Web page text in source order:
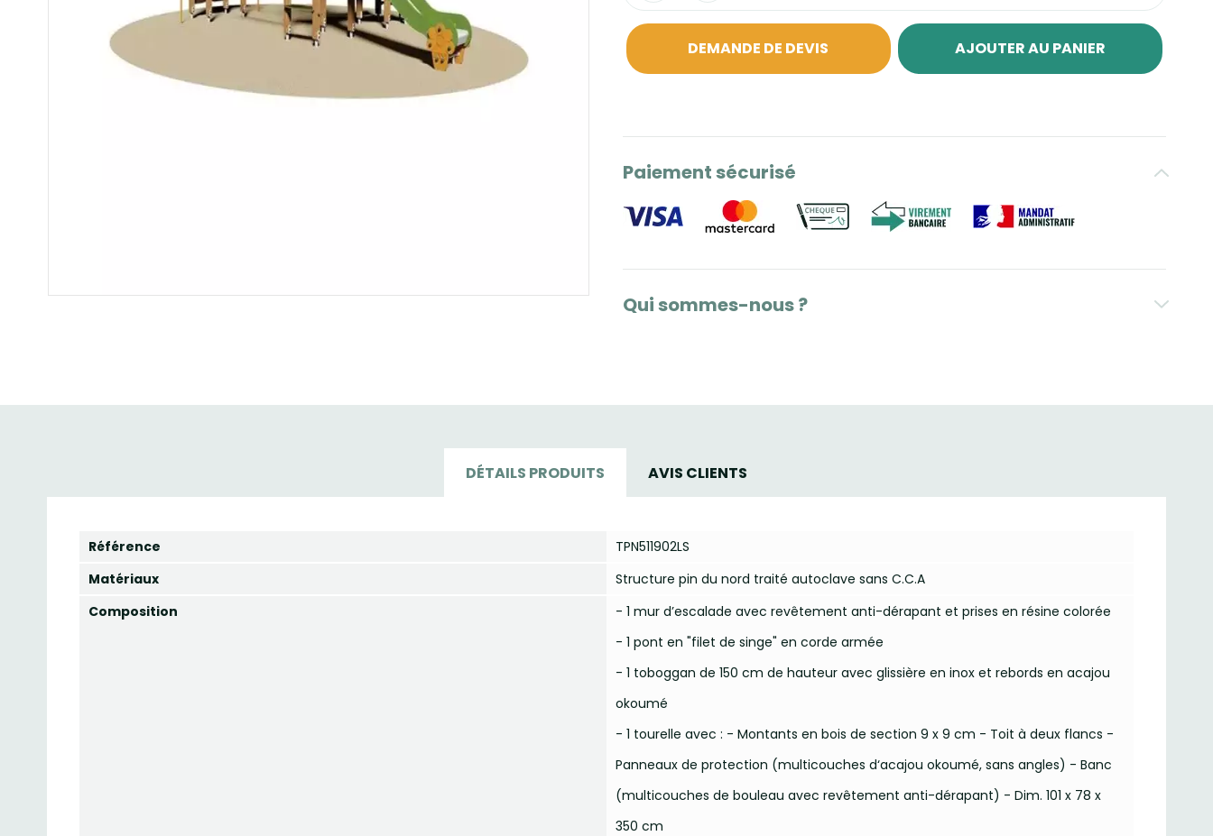
DEMANDE DE DEVIS AJOUTER AU PANIER
Paiement sécurisé
Qui sommes-nous ?
DÉTAILS PRODUITS AVIS CLIENTS
Référence
TPN511902LS
Matériaux
Structure pin du nord traité autoclave sans C.C.A
Composition
- 1 mur d’escalade avec revêtement anti-dérapant et prises en résine colorée
- 1 pont en "filet de singe" en corde armée
- 1 toboggan de 150 cm de hauteur avec glissière en inox et rebords en acajou
okoumé
- 1 tourelle avec : - Montants en bois de section 9 x 9 cm - Toit à deux flancs -
Panneaux de protection (multicouches d‘acajou okoumé, sans angles) - Banc
(multicouches de bouleau avec revêtement anti-dérapant) - Dim. 101 x 78 x
350 cm